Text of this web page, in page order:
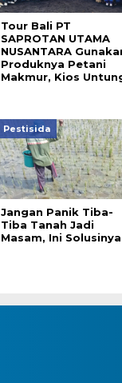
Tour Bali PT
SAPROTAN UTAMA
NUSANTARA
Produknya Petani
Makmur, Kios
Pestisida
Jangan Panik Tiba-
Tiba Tanah Jadi
Masam, Ini Solusinya